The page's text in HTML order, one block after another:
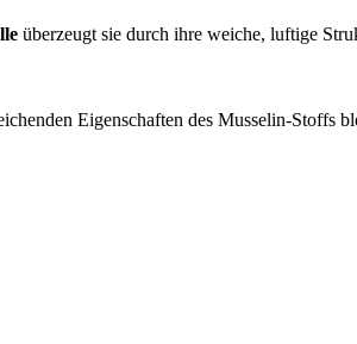
überzeugt sie durch ihre weiche, luftige
Eigenschaften des Musselin-Stoffs